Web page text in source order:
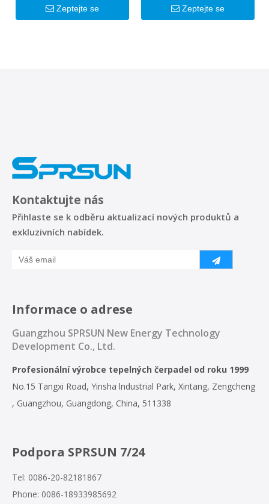
Zeptejte se
Zeptejte se
Kontaktujte nás
Přihlaste se k odběru aktualizací nových produktů a
exkluzivních nabídek.
Informace o adrese
Guangzhou SPRSUN New Energy Technology
Development Co., Ltd.
Profesionální výrobce tepelných čerpadel od roku 1999
No.15 Tangxi Road, Yinsha lndustrial Park, Xintang, Zengcheng
, Guangzhou, Guangdong, China, 511338
Podpora SPRSUN 7/24
Tel: 0086-20-82181867
Phone: 0086-18933985692